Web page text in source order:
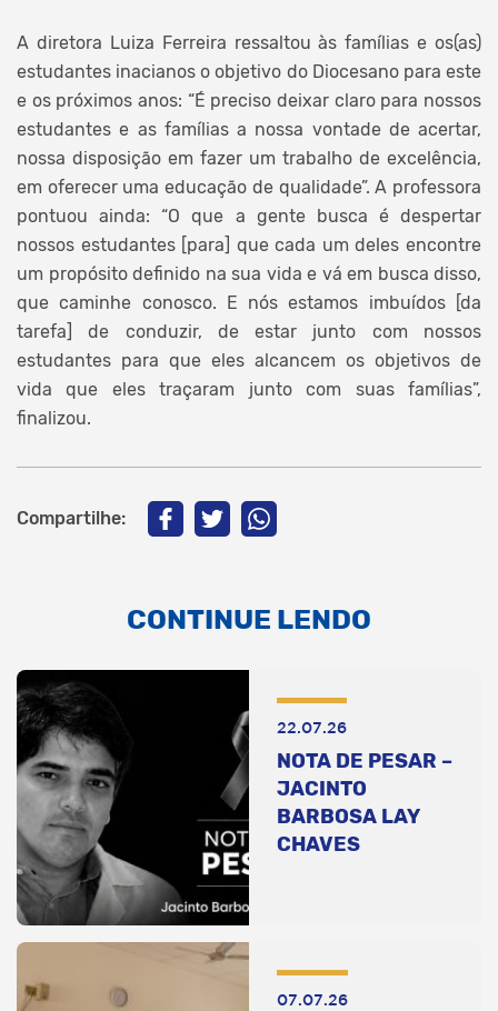
A diretora Luiza Ferreira ressaltou às famílias e os(as)
estudantes inacianos o objetivo do Diocesano para este
e os próximos anos: “É preciso deixar claro para nossos
estudantes e as famílias a nossa vontade de acertar,
nossa disposição em fazer um trabalho de excelência,
em oferecer uma educação de qualidade”. A professora
pontuou ainda: “O que a gente busca é despertar
nossos estudantes [para] que cada um deles encontre
um propósito definido na sua vida e vá em busca disso,
que caminhe conosco. E nós estamos imbuídos [da
tarefa] de conduzir, de estar junto com nossos
estudantes para que eles alcancem os objetivos de
vida que eles traçaram junto com suas famílias”,
finalizou.
Compartilhe:
CONTINUE LENDO
22.07.26
NOTA DE PESAR –
JACINTO
BARBOSA LAY
CHAVES
07.07.26